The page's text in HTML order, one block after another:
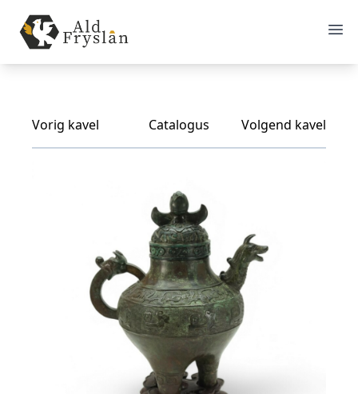
Vorig kavel Catalogus Volgend kavel